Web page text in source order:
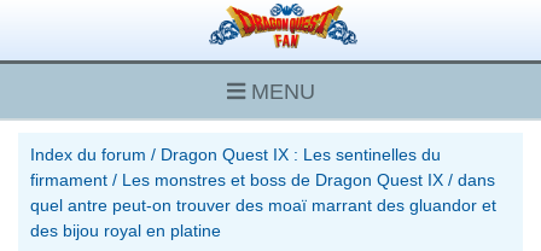
MENU
Index du forum / Dragon Quest IX : Les sentinelles du
firmament / Les monstres et boss de Dragon Quest IX / dans
quel antre peut-on trouver des moaï marrant des gluandor et
des bijou royal en platine